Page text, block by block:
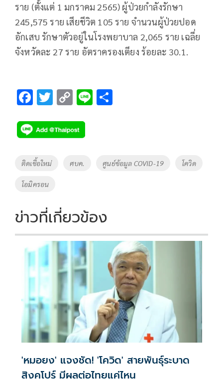
ราย (ตั้งแต่ 1 มกราคม 2565) ผู้ป่วยกำลังรักษา
245,575 ราย เสียชีวิต 105 ราย จำนวนผู้ป่วยปอด
อักเสบ รักษาตัวอยู่ในโรงพยาบาล 2,065 ราย เฉลี่ย
จังหวัดละ 27 ราย อัตราครองเตียง ร้อยละ 30.1.
F
e
b
o
k
T
tt
er
C
p
y
Li
Li
Tags
ติดเชื้อใหม่ ศบค. ศูนย์ข้อมูล COVID-19 โควิด
โอมิครอน
ข่าวที่เกี่ยวข้อง
'หมอยง' แจงชัด! 'โควิด' สายพันธุ์ระบาด
สิงคโปร์ มีผลต่อไทยแค่ไหน